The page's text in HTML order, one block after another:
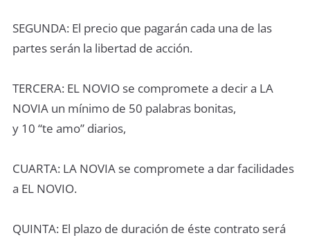
SEGUNDA: El precio que pagarán cada una de las
partes serán la libertad de acción.
TERCERA: EL NOVIO se compromete a decir a LA
NOVIA un mínimo de 50 palabras bonitas,
y 10 “te amo” diarios,
CUARTA: LA NOVIA se compromete a dar facilidades
a EL NOVIO.
QUINTA: El plazo de duración de éste contrato será